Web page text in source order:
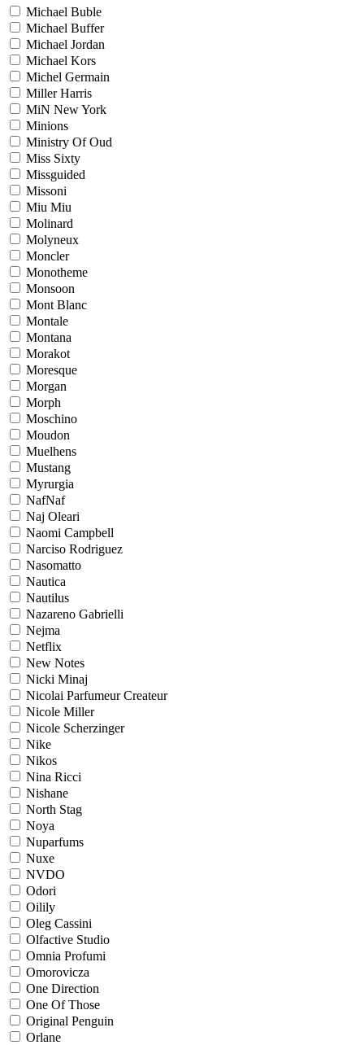
Michael Buble
Michael Buffer
Michael Jordan
Michael Kors
Michel Germain
Miller Harris
MiN New York
Minions
Ministry Of Oud
Miss Sixty
Missguided
Missoni
Miu Miu
Molinard
Molyneux
Moncler
Monotheme
Monsoon
Mont Blanc
Montale
Montana
Morakot
Moresque
Morgan
Morph
Moschino
Moudon
Muelhens
Mustang
Myrurgia
NafNaf
Naj Oleari
Naomi Campbell
Narciso Rodriguez
Nasomatto
Nautica
Nautilus
Nazareno Gabrielli
Nejma
Netflix
New Notes
Nicki Minaj
Nicolai Parfumeur Createur
Nicole Miller
Nicole Scherzinger
Nike
Nikos
Nina Ricci
Nishane
North Stag
Noya
Nuparfums
Nuxe
NVDO
Odori
Oilily
Oleg Cassini
Olfactive Studio
Omnia Profumi
Omorovicza
One Direction
One Of Those
Original Penguin
Orlane